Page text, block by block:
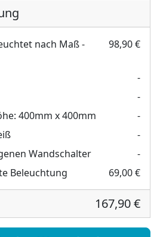
nach Maß -
98,90 €
-
-
400mm x 400mm
-
-
Wandschalter
-
Beleuchtung 69,00 €
167,90 €
nach Maß - Noemi links